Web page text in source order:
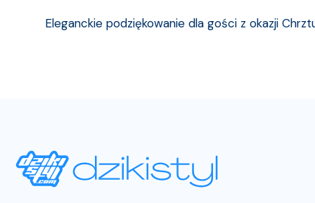
Eleganckie podziękowanie dla gości z okazji